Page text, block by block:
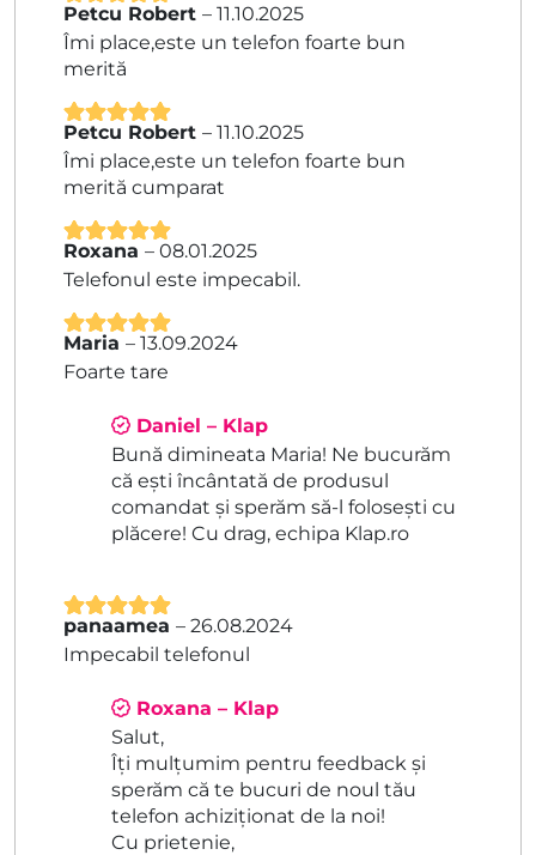
Evaluat la5
din 5
Petcu Robert – 11.10.2025
Îmi place,este un telefon foarte bun
merită
Evaluat la5
din 5
Petcu Robert – 11.10.2025
Îmi place,este un telefon foarte bun
merită cumparat
Evaluat la
5
din 5
Roxana – 08.01.2025
Telefonul este impecabil.
Evaluat la5
din 5
Maria – 13.09.2024
Foarte tare
Daniel – Klap
Bună dimineata Maria! Ne bucurăm
că ești încântată de produsul
comandat și sperăm să-l folosești cu
plăcere! Cu drag, echipa Klap.ro
Evaluat la5
din 5
panaamea – 26.08.2024
Impecabil telefonul
Roxana – Klap
Salut,
Îți mulțumim pentru feedback și
sperăm că te bucuri de noul tău
telefon achiziționat de la noi!
Cu prietenie,